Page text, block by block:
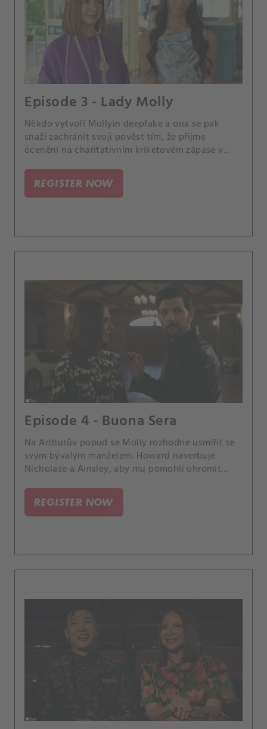
Episode 3 - Lady Molly
Někdo vytvoří Mollyin deepfake a ona se pak
snaží zachránit svoji pověst tím, že přijme
ocenění na charitativním kriketovém zápase v
REGISTER NOW
Episode 4 - Buona Sera
Na Arthurův popud se Molly rozhodne usmířit se
svým bývalým manželem. Howard naverbuje
Nicholase a Ainsley, aby mu pomohli ohromit
REGISTER NOW